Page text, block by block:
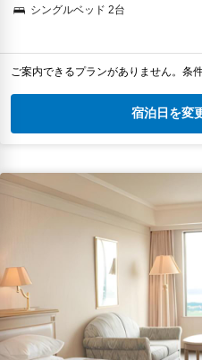
シングルベッド 2台
ご案内できるプランがありません。条
宿泊日を変